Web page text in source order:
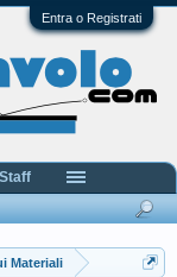
Entra o Registrati
Materiali
Staff